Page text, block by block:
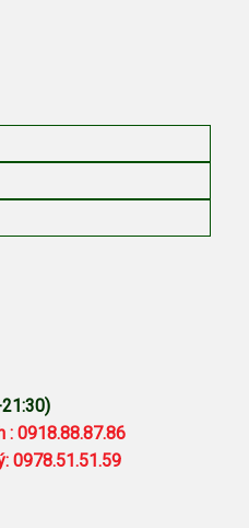
: 0918.88.87.86
0978.51.51.59